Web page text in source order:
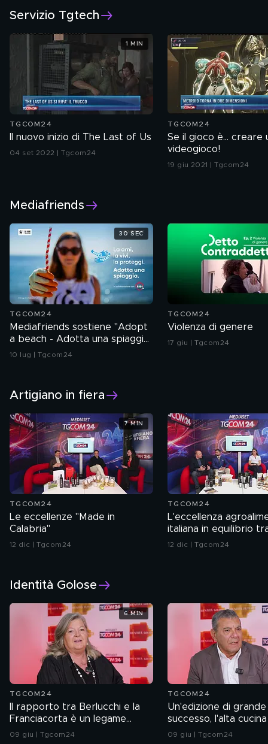
Servizio Tgtech
TGCOM24
Il nuovo inizio di The Last of Us
04 set 2022 | Tgcom24
1 MIN
TGCOM24
Se il gioco è... creare
videogioco!
19 giu 2021 | Tgcom24
Mediafriends
TGCOM24
Mediafriends sostiene "Adopt
a beach - Adotta una spiaggia"
di WWF
10 lug | Tgcom24
30 SEC
TGCOM24
Violenza di genere
17 giu | Tgcom24
Artigiano in fiera
TGCOM24
Le eccellenze "Made in
Calabria"
12 dic | Tgcom24
7 MIN
TGCOM24
L'eccellenza
italiana in equilibrio
tradizione e alta
12 dic | Tgcom24
Identità Golose
TGCOM24
Il rapporto tra Berlucchi e la
Franciacorta è un legame
indissolubile
09 giu | Tgcom24
6 MIN
TGCOM24
Un'edizione di grande
successo, l'alta cucina
rinnova uscendo dagli
09 giu | Tgcom24